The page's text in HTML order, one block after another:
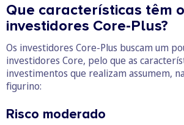
Que características têm
investidores Core-Plus?
Os investidores Core-Plus buscam um
investidores Core, pelo que as
investimentos que realizam assumem,
figurino:
Risco moderado